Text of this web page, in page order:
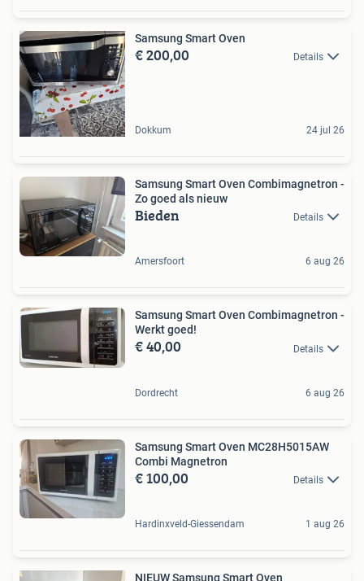
Samsung Smart Oven
€ 200,00 Details
Dokkum 24 jul 26
Samsung Smart Oven Combimagnetron -
Zo goed als nieuw
Bieden Details
Amersfoort 6 aug 26
Samsung Smart Oven Combimagnetron -
Werkt goed!
€ 40,00 Details
Dordrecht 6 aug 26
Samsung Smart Oven MC28H5015AW
Combi Magnetron
€ 100,00 Details
Hardinxveld-Giessendam 1 aug 26
NIEUW Samsung Smart Oven